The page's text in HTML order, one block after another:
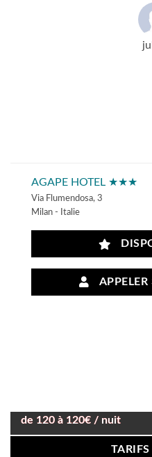
AGAPE HOTEL ★★★
Via Flumendosa, 3
Milan - Italie
de 120 à 120€ / nuit